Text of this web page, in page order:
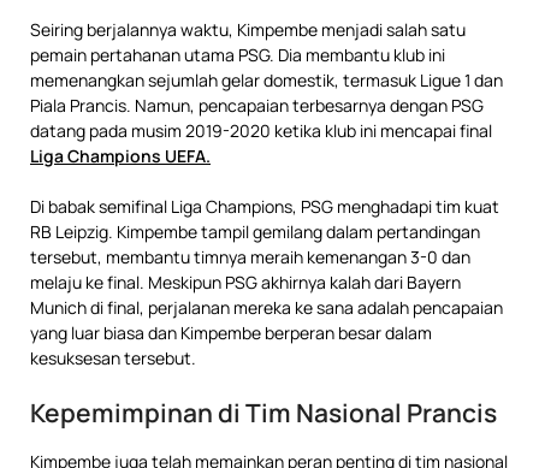
Seiring berjalannya waktu, Kimpembe menjadi salah satu
pemain pertahanan utama PSG. Dia membantu klub ini
memenangkan sejumlah gelar domestik, termasuk Ligue 1 dan
Piala Prancis. Namun, pencapaian terbesarnya dengan PSG
datang pada musim 2019-2020 ketika klub ini mencapai final
Liga Champions UEFA.
Di babak semifinal Liga Champions, PSG menghadapi tim kuat
RB Leipzig. Kimpembe tampil gemilang dalam pertandingan
tersebut, membantu timnya meraih kemenangan 3-0 dan
melaju ke final. Meskipun PSG akhirnya kalah dari Bayern
Munich di final, perjalanan mereka ke sana adalah pencapaian
yang luar biasa dan Kimpembe berperan besar dalam
kesuksesan tersebut.
Kepemimpinan di Tim Nasional Prancis
Kimpembe juga telah memainkan peran penting di tim nasional